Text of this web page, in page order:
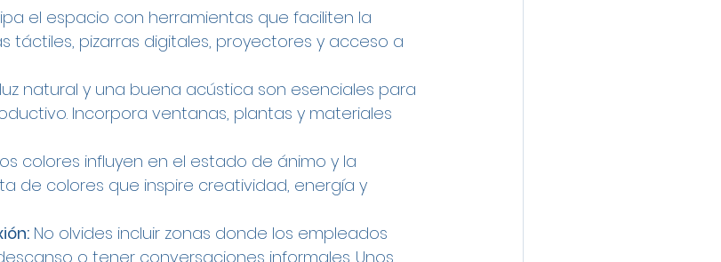
el espacio con herramientas que faciliten la
táctiles, pizarras digitales, proyectores y acceso a
natural y una buena acústica son esenciales para
Incorpora ventanas, plantas y materiales
colores influyen en el estado de ánimo y la
de colores que inspire creatividad, energía y
No olvides incluir zonas donde los empleados
o tener conversaciones informales. Unos